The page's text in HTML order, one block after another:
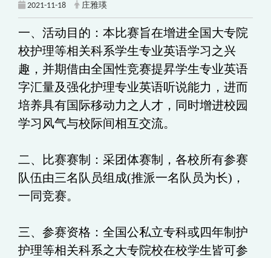
2021-11-18 庄雅瑛
一、活动目的：本比赛旨在增进全国大专院
校护理等相关科系学生专业英语学习之兴
趣，并期借由全国性竞赛提昇学生专业英语
字汇量及强化护理专业英语听说能力，进而
培养具有国际移动力之人才，同时增进校园
学习风气与校际间相互交流。
二、比赛赛制：采团体赛制，各校所有参赛
队伍由三名队员组成(推派一名队员为长)，
一同竞赛。
三、参赛资格：全国公私立专科或四年制护
护理等相关科系之大专院校在校学生皆可参